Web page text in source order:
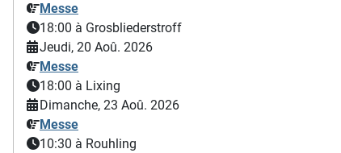
Messe
18:00 à Grosbliederstroff
Jeudi, 20 Aoû. 2026
Messe
18:00 à Lixing
Dimanche, 23 Aoû. 2026
Messe
10:30 à Rouhling